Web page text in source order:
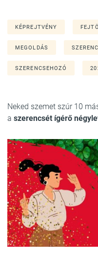
KÉPREJTVÉNY
MEGOLDÁS
SZERENCSEHOZÓ
Neked szemet szúr 10
a szerencsét ígérő